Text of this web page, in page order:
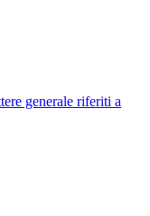
generale riferiti a